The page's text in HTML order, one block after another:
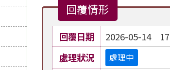
回覆情形
回覆日期 2026-05-14
處理狀況
處理中